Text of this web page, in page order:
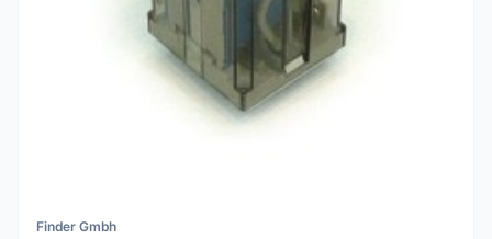
Finder Gmbh